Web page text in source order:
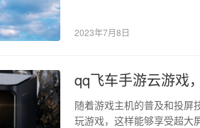
2023年7月8日
qq飞车手游云游戏
随着游戏主机的普及和投屏
玩游戏，这样能够享受超大